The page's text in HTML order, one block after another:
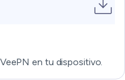
en tu dispositivo.